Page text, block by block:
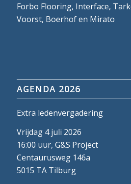
Forbo Flooring, Interface,
Voorst, Boerhof en Mirato
AGENDA 2026
Extra ledenvergadering
Vrijdag 4 juli 2026
16:00 uur, G&S Project
Centaurusweg 146a
5015 TA Tilburg